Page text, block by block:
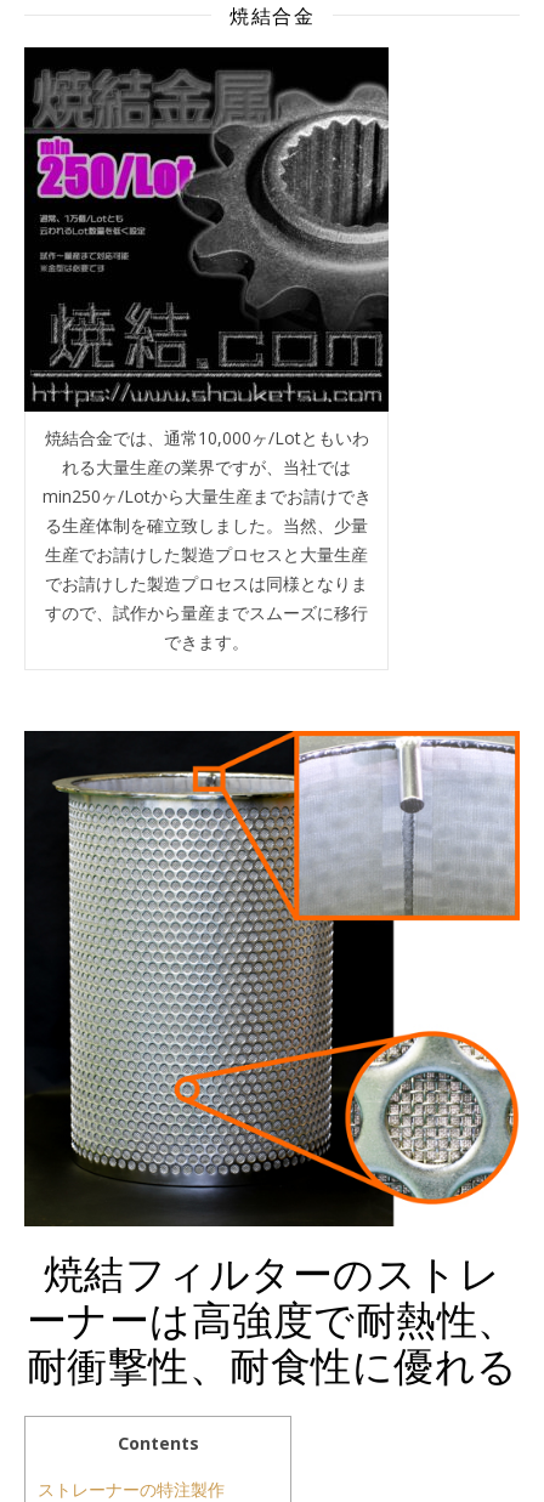
焼結合金
焼結合金では、通常10,000ヶ/Lotともいわ
れる大量生産の業界ですが、当社では
min250ヶ/Lotから大量生産までお請けでき
る生産体制を確立致しました。当然、少量
生産でお請けした製造プロセスと大量生産
でお請けした製造プロセスは同様となりま
すので、試作から量産までスムーズに移行
できます。
焼結フィルターのストレ
ーナーは高強度で耐熱性、
耐衝撃性、耐食性に優れる
Contents
ストレーナーの特注製作